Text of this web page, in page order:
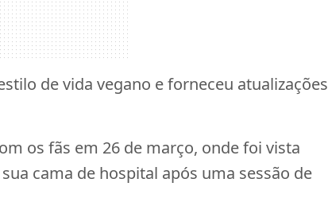
de vida vegano e forneceu atualizações
os fãs em 26 de março, onde foi vista
cama de hospital após uma sessão de